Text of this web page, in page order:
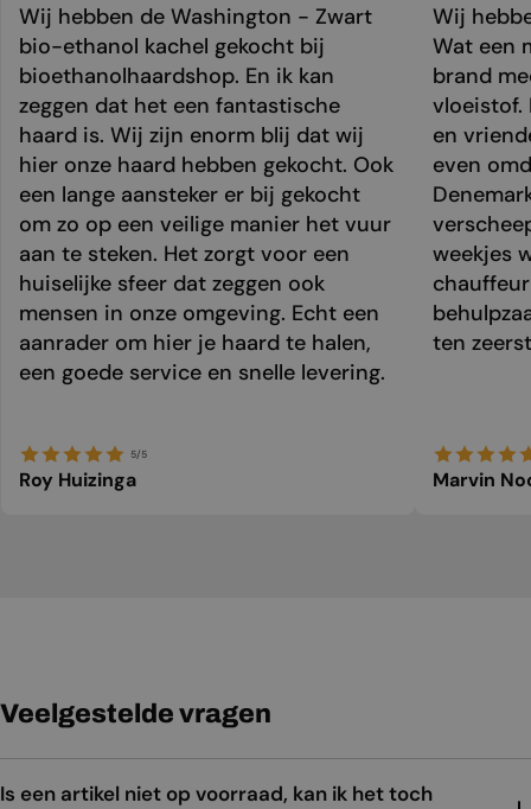
Wij hebben de Washington - Zwart
bio-ethanol kachel gekocht bij
bioethanolhaardshop. En ik kan
zeggen dat het een fantastische
haard is. Wij zijn enorm blij dat wij
hier onze haard hebben gekocht. Ook
een lange aansteker er bij gekocht
om zo op een veilige manier het vuur
aan te steken. Het zorgt voor een
huiselijke sfeer dat zeggen ook
mensen in onze omgeving. Echt een
aanrader om hier je haard te halen,
een goede service en snelle levering.
5/5
Roy Huizinga
Wij
Wat een
brand
vloeistof.
en
even
weekjes
ten
Marvin
Veelgestelde vragen
Is een artikel niet op voorraad, kan ik het toch